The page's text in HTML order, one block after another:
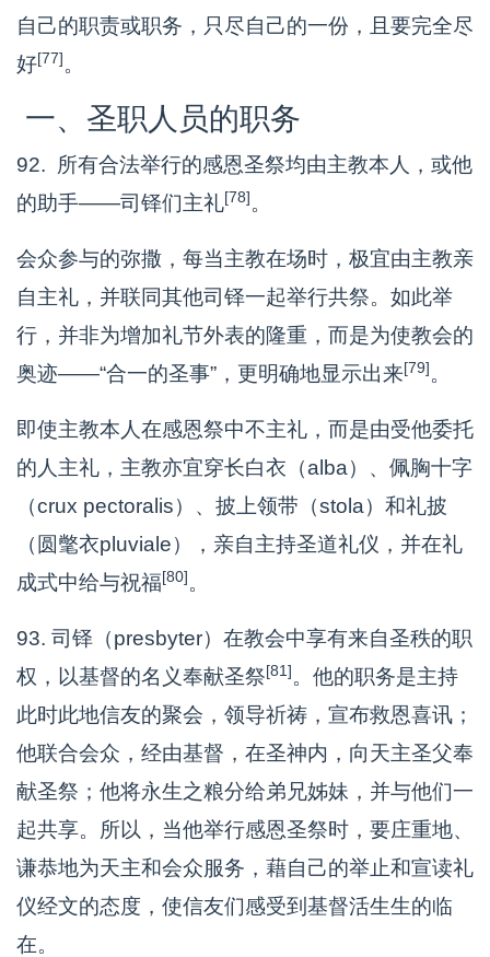
自己的职责或职务，只尽自己的一份，且要完全尽
好[77]。
一、圣职人员的职务
92. 所有合法举行的感恩圣祭均由主教本人，或他
的助手——司铎们主礼[78]。
会众参与的弥撒，每当主教在场时，极宜由主教亲
自主礼，并联同其他司铎一起举行共祭。如此举
行，并非为增加礼节外表的隆重，而是为使教会的
奥迹——“合一的圣事”，更明确地显示出来[79]。
即使主教本人在感恩祭中不主礼，而是由受他委托
的人主礼，主教亦宜穿长白衣（alba）、佩胸十字
（crux pectoralis）、披上领带（stola）和礼披
（圆氅衣pluviale），亲自主持圣道礼仪，并在礼
成式中给与祝福[80]。
93. 司铎（presbyter）在教会中享有来自圣秩的职
权，以基督的名义奉献圣祭[81]。他的职务是主持
此时此地信友的聚会，领导祈祷，宣布救恩喜讯；
他联合会众，经由基督，在圣神内，向天主圣父奉
献圣祭；他将永生之粮分给弟兄姊妹，并与他们一
起共享。所以，当他举行感恩圣祭时，要庄重地、
谦恭地为天主和会众服务，藉自己的举止和宣读礼
仪经文的态度，使信友们感受到基督活生生的临
在。